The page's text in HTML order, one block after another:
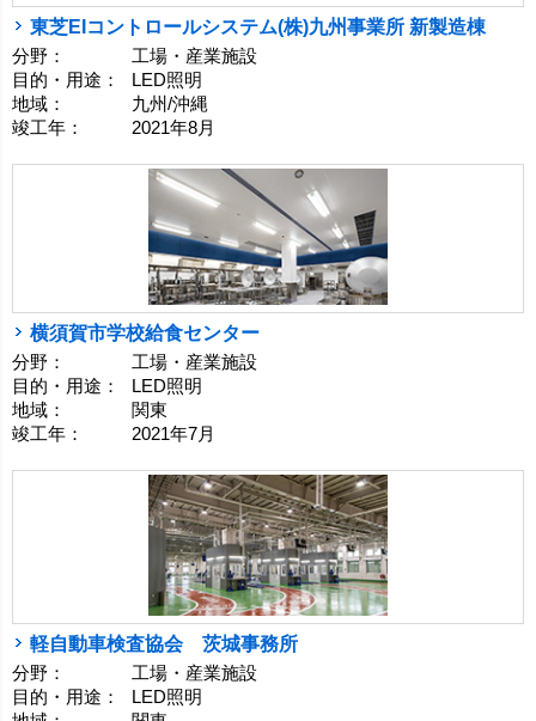
東芝EIコントロールシステム(株)九州事業所 新製造棟
分野：
工場・産業施設
目的・用途：
LED照明
地域：
九州/沖縄
竣工年：
2021年8月
横須賀市学校給食センター
分野：
工場・産業施設
目的・用途：
LED照明
地域：
関東
竣工年：
2021年7月
軽自動車検査協会 茨城事務所
分野：
工場・産業施設
目的・用途：
LED照明